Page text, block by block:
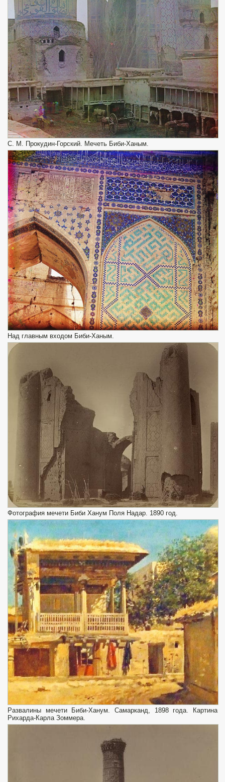
С. М. Прокудин-Горский. Мечеть Биби-Ханым.
Над главным входом Биби-Ханым.
Фотография мечети Биби Ханум Поля Надар. 1890 год.
Развалины мечети Биби-Ханум. Самарканд, 1898 года. Картина
Рихарда-Карла Зоммера.